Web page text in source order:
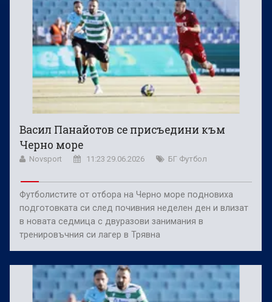
Васил Панайотов се присъедини към
Черно море
Novsport 11:23 29.06.2026 БГ Футбол
Футболистите от отбора на Черно море подновиха
подготовката си след почивния неделен ден и влизат
в новата седмица с двуразови занимания в
тренировъчния си лагер в Трявна